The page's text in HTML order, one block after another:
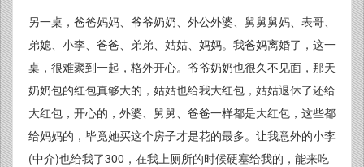
另一桌，爸爸妈妈、爷爷奶奶、外公外婆、舅舅舅妈、表哥、
弟媳、小李、爸爸、弟弟、姑姑、妈妈。我爸妈离婚了，这一
桌，很难聚到一起，格外开心。爷爷奶奶也很久不见面，那天
奶奶包的红包真够大的，姑姑也给我大红包，姑姑退休了还给
大红包，开心的，外婆、舅舅、爸爸一样都是大红包，这些都
给妈妈的，毕竟她买这个房子才是花的最多。让我意外的小李
(中介)也给我了300，在我上厕所的时候硬塞给我的，能来吃